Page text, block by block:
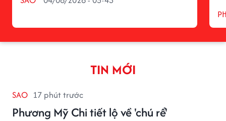
TIN MỚI
SAO 17 phút trước
Phương Mỹ Chi tiết lộ về 'chú rể'